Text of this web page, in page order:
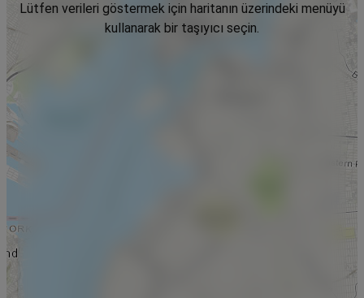
Lütfen verileri göstermek için haritanın üzerindeki menüyü
kullanarak bir taşıyıcı seçin.